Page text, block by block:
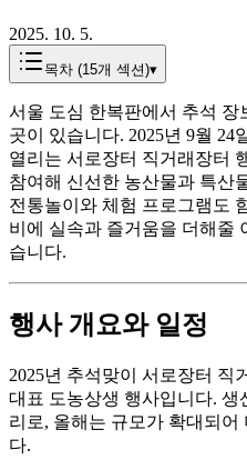
2025. 10. 5.
목차 (15개 섹션)▾
서울 도심 한복판에서 추석 장
곳이 있습니다. 2025년 9월 24
열리는 서로장터 직거래장터
참여해 신선한 농산물과 특산
전통놀이와 체험 프로그램도
비에 실속과 즐거움을 더해줄
습니다.
행사 개요와 일정
2025년 추석맞이 서로장터 직
대표 도농상생 행사입니다.
리로, 올해는 규모가 확대되어
다.